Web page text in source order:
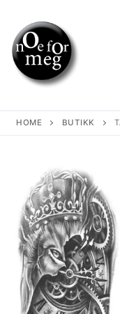
content
HOME BUTIKK